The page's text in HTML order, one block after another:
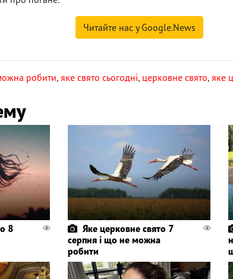
Читайте нас у Google.News
робити, яке свято сьогодні, церковне свято, яке
8
Яке церковне свято 7
серпня і що не можна
робити